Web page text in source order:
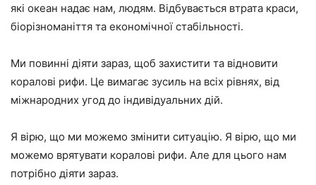
які океан надає нам, людям. Відбувається втрата краси,
біорізноманіття та економічної стабільності.
Ми повинні діяти зараз, щоб захистити та відновити
коралові рифи. Це вимагає зусиль на всіх рівнях, від
міжнародних угод до індивідуальних дій.
Я вірю, що ми можемо змінити ситуацію. Я вірю, що ми
можемо врятувати коралові рифи. Але для цього нам
потрібно діяти зараз.